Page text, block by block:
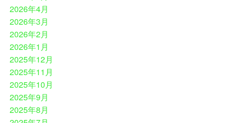
2026年4月
2026年3月
2026年2月
2026年1月
2025年12月
2025年11月
2025年10月
2025年9月
2025年8月